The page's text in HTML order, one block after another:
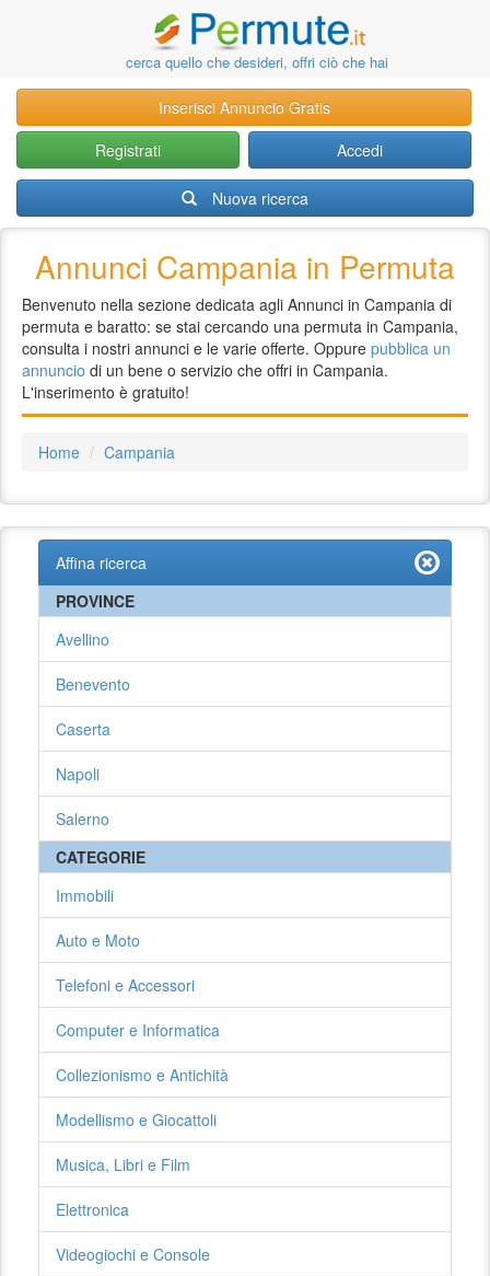
cerca quello che desideri, offri ciò che hai
Inserisci Annuncio Gratis
Registrati
Accedi
Nuova ricerca
Annunci Campania in Permuta
Benvenuto nella sezione dedicata agli Annunci in Campania di
permuta e baratto: se stai cercando una permuta in Campania,
consulta i nostri annunci e le varie offerte. Oppure pubblica un
annuncio di un bene o servizio che offri in Campania.
L'inserimento è gratuito!
Home Campania
Affina ricerca
PROVINCE
Avellino
Benevento
Caserta
Napoli
Salerno
CATEGORIE
Immobili
Auto e Moto
Telefoni e Accessori
Computer e Informatica
Collezionismo e Antichità
Modellismo e Giocattoli
Musica, Libri e Film
Elettronica
Videogiochi e Console